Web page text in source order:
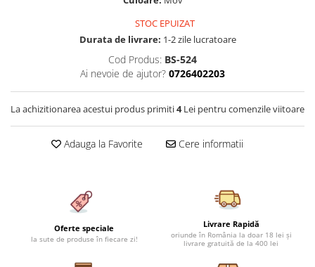
Lenjerii Catifea
Cearceaf cu elastic
Lenjerii Pufoase Fluffy/ Rabbit
Bumbac Neted Nesatinat
Bumbac 100% Poplin Hobby
Lenjerii Satin Premium
Lenjerii Jacquard
Lenjerii Matase
Huse De Pat Tricotate 180x200cm
Huse Impermeabile 160x200cm
Huse Impermeabile 180x200cm
STOC EPUIZAT
Durata de livrare: 1-2 zile lucratoare
Cod Produs: BS-524
Ai nevoie de ajutor? 0726402203
La achizitionarea acestui produs primiti4Lei pentru comenzile viitoare
Adauga la Favorite Cere informatii
Oferte speciale
la sute de produse în fiecare zi!
Livrare Rapidă
oriunde în România la doar 18 lei și
livrare gratuită de la 400 lei